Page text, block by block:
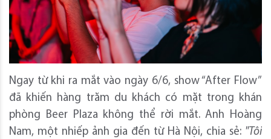
Ngay từ khi ra mắt vào ngày 6/6, show “After Flow”
đã khiến hàng trăm du khách có mặt trong khán
phòng Beer Plaza không thể rời mắt. Anh Hoàng
Nam, một nhiếp ảnh gia đến từ Hà Nội, chia sẻ: "Tôi